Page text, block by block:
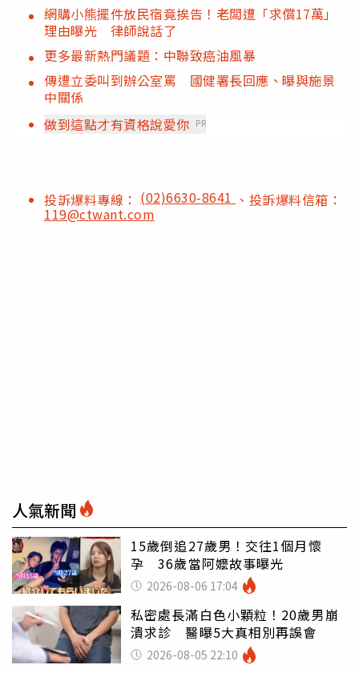
網購小熊擺件放民宿竟挨告！老闆遭「求償17萬」
理由曝光 律師說話了
更多最新熱門議題：中聯致癌油風暴
傳遭立委叫到辦公室罵 國健署長回應、曝與施景
中關係
做到這點才有資格說愛你 PR
投訴爆料專線： (02)6630-8641 、投訴爆料信箱：
119@ctwant.com
人氣新聞
15歲倒追27歲男！交往1個月懷
孕 36歲當阿嬤故事曝光
2026-08-06 17:04
私密處長滿白色小顆粒！20歲男崩
潰求診 醫曝5大真相別再誤會
2026-08-05 22:10